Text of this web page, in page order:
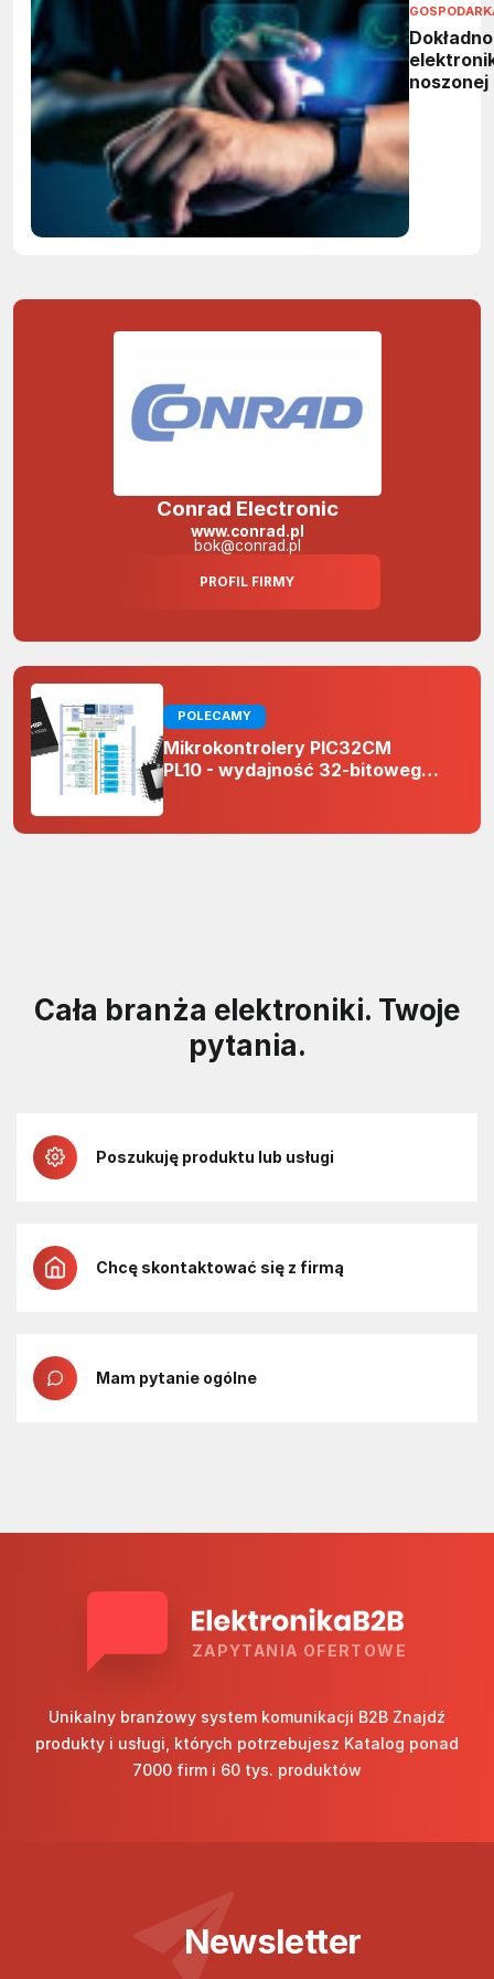
noszonej
Conrad Electronic
www.conrad.pl
bok@conrad.pl
PROFIL FIRMY
POLECAMY
Mikrokontrolery PIC32CM
PL10 - wydajność 32-bitowego
projektach 5 V
Cała branża elektroniki. Twoje
pytania.
Poszukuję produktu lub usługi
Chcę skontaktować się z firmą
Mam pytanie ogólne
ZAPYTANIA OFERTOWE
Unikalny branżowy system komunikacji B2B Znajdź
produkty i usługi, których potrzebujesz Katalog ponad
7000 firm i 60 tys. produktów
Newsletter